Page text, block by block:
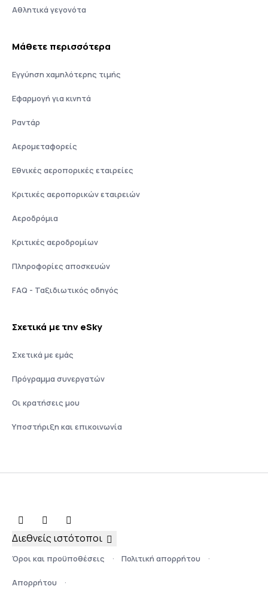
Αθλητικά γεγονότα
Μάθετε περισσότερα
Εγγύηση χαμηλότερης τιμής
Εφαρμογή για κινητά
Ραντάρ
Αερομεταφορείς
Εθνικές αεροπορικές εταιρείες
Κριτικές αεροπορικών εταιρειών
Αεροδρόμια
Κριτικές αεροδρομίων
Πληροφορίες αποσκευών
FAQ - Ταξιδιωτικός οδηγός
Σχετικά με την eSky
Σχετικά με εμάς
Πρόγραμμα συνεργατών
Οι κρατήσεις μου
Υποστήριξη και επικοινωνία
Όροι και προϋποθέσεις Πολιτική απορρήτου
Απορρήτου
Διεθνείς ιστότοποι